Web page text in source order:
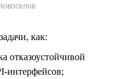
как:
отказоустойчивой
интерфейсов;